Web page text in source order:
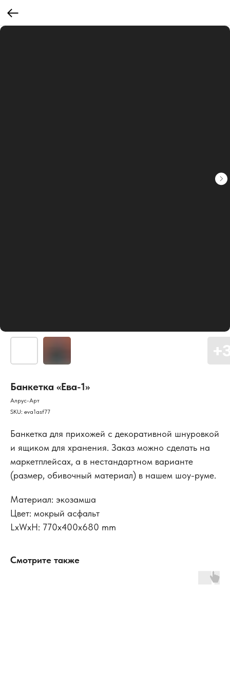
Банкетка «Ева-1»
Алрус-Арт
SKU: eva1asf77
Банкетка для прихожей с декоративной шнуровкой
и ящиком для хранения. Заказ можно сделать на
маркетплейсах, а в нестандартном варианте
(размер, обивочный материал) в нашем шоу-руме.
Материал: экозамша
Цвет: мокрый асфальт
LxWxH: 770x400x680 mm
Смотрите также